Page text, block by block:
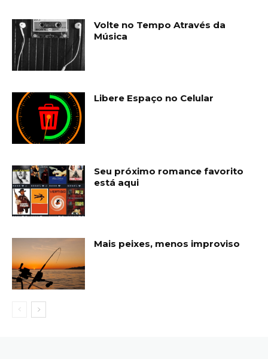
Volte no Tempo Através da
Música
Libere Espaço no Celular
Seu próximo romance favorito
está aqui
Mais peixes, menos improviso